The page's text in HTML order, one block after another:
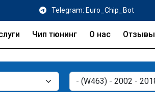
Telegram: Euro_Chip_Bot
Чип тюнинг О нас Отзывы